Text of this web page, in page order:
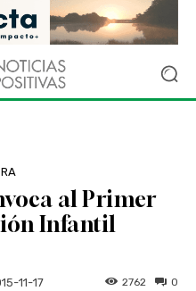
al Primer
Infantil
11-17 0
2762